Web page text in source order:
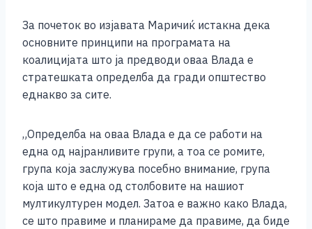
o
o
k
g
er
p
p
n
k
За почеток во изјавата Маричиќ истакна дека
основните принципи на програмата на
коалицијата што ја предводи овaa Влада е
стратешката определба да гради општество
еднакво за сите.
„Определба на оваа Влада е да се работи на
една од најранливите групи, а тоа се ромите,
група која заслужува посебно внимание, група
која што е една од столбовите на нашиот
мултикултурен модел. Затоа е важно како Влада,
се што правиме и планираме да правиме, да биде